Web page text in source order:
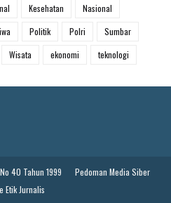
Kesehatan
Nasional
Politik Polri
Sumbar
Wisata ekonomi teknologi
40 Tahun 1999
Pedoman Media Siber
Etik Jurnalis